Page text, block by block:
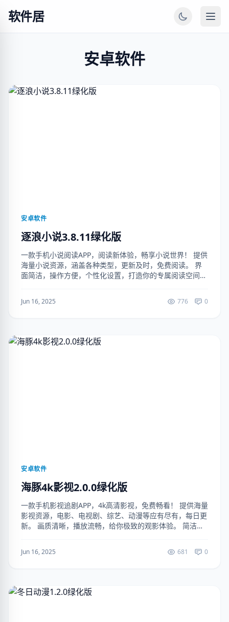
软件居
安卓软件
安卓软件
逐浪小说3.8.11绿化版
一款手机小说阅读APP，阅读新体验，畅享小说世界！ 提供
海量小说资源，涵盖各种类型，更新及时，免费阅读。 界
面简洁，操作方便，个性化设置，打造你的专属阅读空间！
Jun 16, 2025 776 0
安卓软件
海豚4k影视2.0.0绿化版
一款手机影视追剧APP，4k高清影视，免费畅看！ 提供海量
影视资源，电影、电视剧、综艺、动漫等应有尽有，每日更
新。 画质清晰，播放流畅，给你极致的观影体验。 简洁界
Jun 16, 2025 681 0